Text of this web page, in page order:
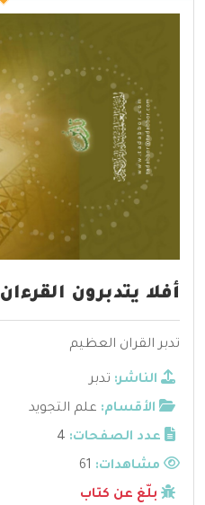
أفلا يتدبرون القرءان
تدبر القران العظيم
الناشر: تدبر
الأقسام: علم التجويد
عدد الصفحات: 4
مشاهدات:
بلّغ عن كتاب